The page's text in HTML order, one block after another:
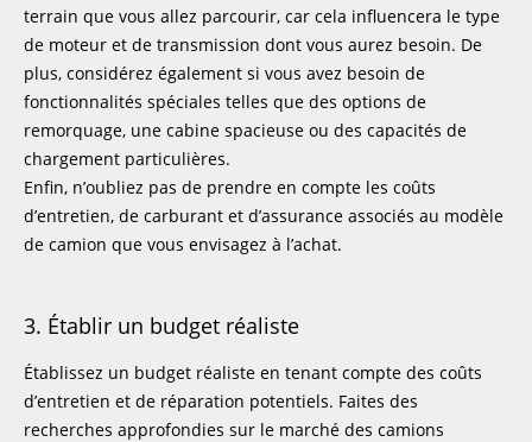
terrain que vous allez parcourir, car cela influencera le type
de moteur et de transmission dont vous aurez besoin. De
plus, considérez également si vous avez besoin de
fonctionnalités spéciales telles que des options de
remorquage, une cabine spacieuse ou des capacités de
chargement particulières.
Enfin, n’oubliez pas de prendre en compte les coûts
d’entretien, de carburant et d’assurance associés au modèle
de camion que vous envisagez à l’achat.
3. Établir un budget réaliste
Établissez un budget réaliste en tenant compte des coûts
d’entretien et de réparation potentiels. Faites des
recherches approfondies sur le marché des camions